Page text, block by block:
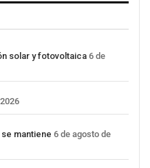
solar y fotovoltaica 6 de
se mantiene 6 de agosto de